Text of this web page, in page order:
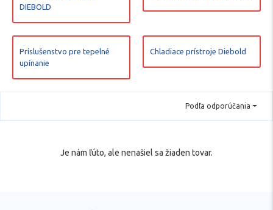
DIEBOLD
Príslušenstvo pre tepelné
upínanie
Chladiace prístroje Diebold
Podľa odporúčania
Je nám ľúto, ale nenašiel sa žiaden tovar.